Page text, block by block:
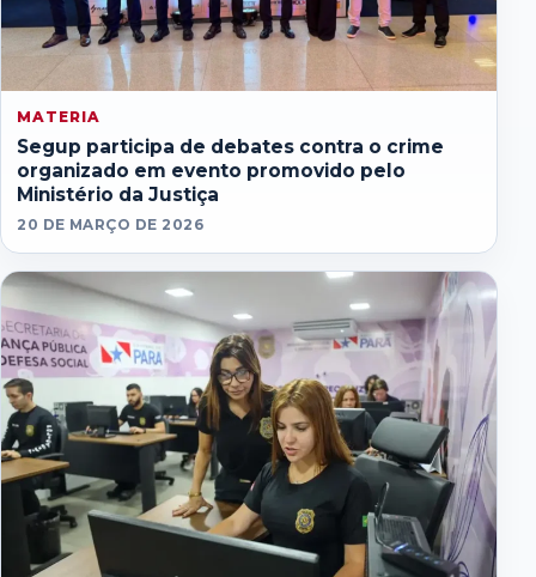
MATERIA
Segup participa de debates contra o crime
organizado em evento promovido pelo
Ministério da Justiça
20 DE MARÇO DE 2026